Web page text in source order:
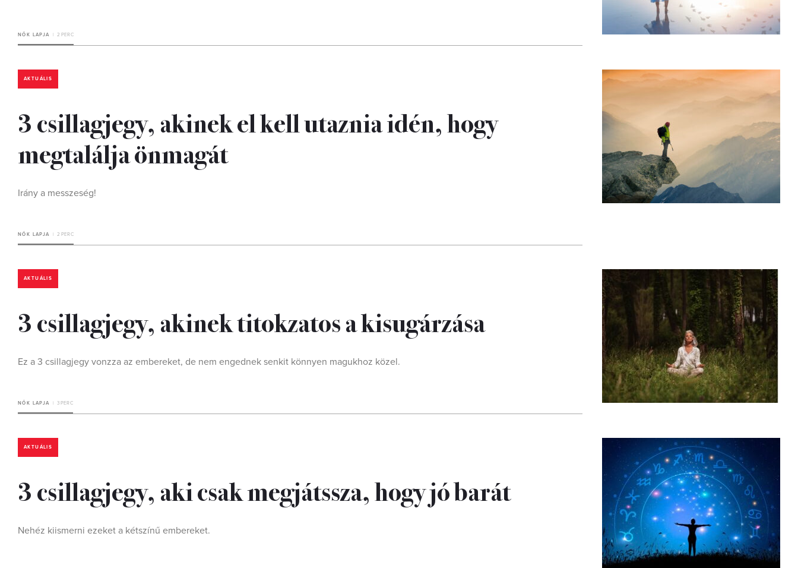
NŐK LAPJA 2 PERC
AKTUÁLIS
3 csillagjegy, akinek el kell utaznia idén, hogy
megtalálja önmagát
Irány a messzeség!
NŐK LAPJA 2 PERC
AKTUÁLIS
3 csillagjegy, akinek titokzatos a kisugárzása
Ez a 3 csillagjegy vonzza az embereket, de nem engednek senkit könnyen magukhoz közel.
NŐK LAPJA 3 PERC
AKTUÁLIS
3 csillagjegy, aki csak megjátssza, hogy jó barát
Nehéz kiismerni ezeket a kétszínű embereket.